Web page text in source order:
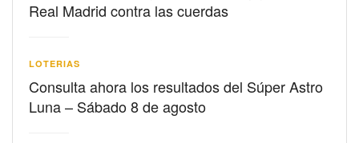
Real Madrid contra las cuerdas
LOTERIAS
Consulta ahora los resultados del Súper Astro
Luna – Sábado 8 de agosto